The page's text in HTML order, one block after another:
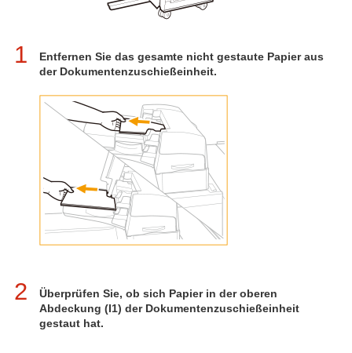
1
Entfernen Sie das gesamte nicht gestaute Papier aus
der Dokumentenzuschießeinheit.
2
Überprüfen Sie, ob sich Papier in der oberen
Abdeckung (I1) der Dokumentenzuschießeinheit
gestaut hat.